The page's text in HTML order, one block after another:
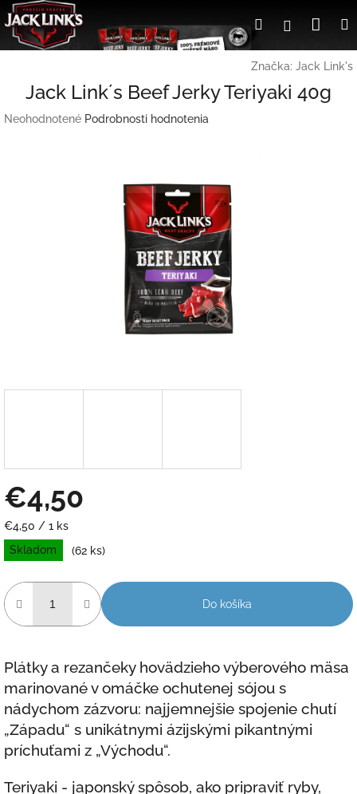
Prejsť
na
obsah
Hľadať
Značka: Jack Link's
Jack Link´s Beef Jerky Teriyaki 40g
Priemerné
Neohodnotené Podrobnosti hodnotenia
€4,50
Jednotková
cena:
€4,50 / 1 ks
Skladom
(62 ks)
Do košíka
Plátky a rezančeky hovädzieho výberového mäsa
marinované v omáčke ochutenej sójou s
nádychom zázvoru: najjemnejšie spojenie chutí
„Západu“ s unikátnymi ázijskými pikantnými
príchuťami z „Východu“.
Teriyaki - japonský spôsob, ako pripraviť ryby,